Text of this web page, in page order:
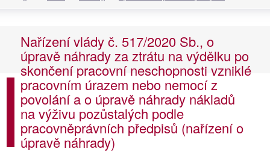
Nařízení vlády č. 517/2020 Sb., o
úpravě náhrady za ztrátu na výdělku po
skončení pracovní neschopnosti vzniklé
pracovním úrazem nebo nemocí z
povolání a o úpravě náhrady nákladů
na výživu pozůstalých podle
pracovněprávních předpisů (nařízení o
úpravě náhrady)